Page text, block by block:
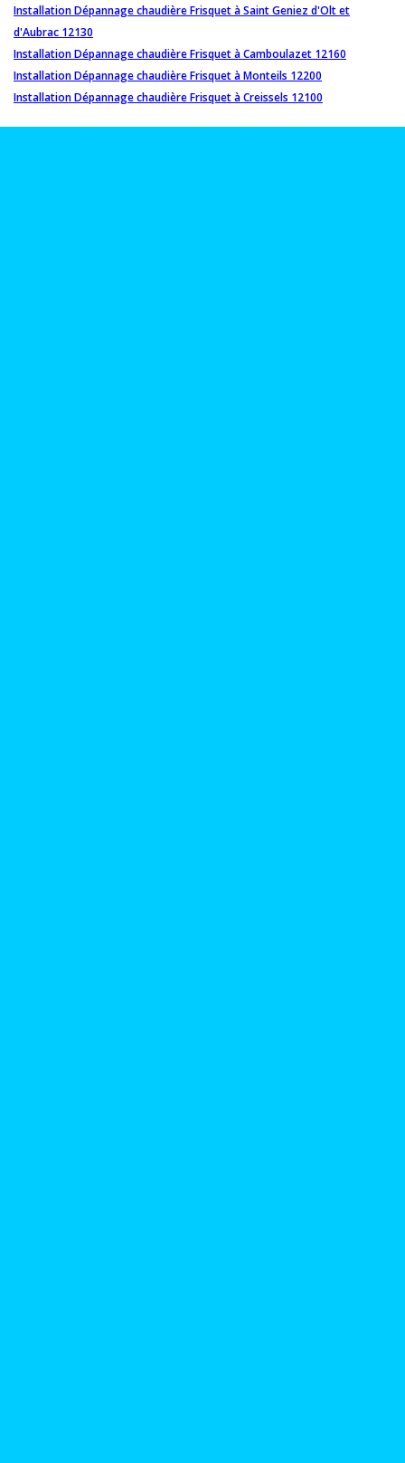
Installation Dépannage chaudière Frisquet à Saint Geniez d'Olt et
d'Aubrac 12130
Installation Dépannage chaudière Frisquet à Camboulazet 12160
Installation Dépannage chaudière Frisquet à Monteils 12200
Installation Dépannage chaudière Frisquet à Creissels 12100